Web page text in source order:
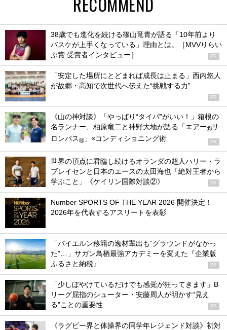
38歳でも進化を続ける篠山竜青が語る「10年前より
バスケが上手くなっている」理由とは。［MVVりらい
ぶ賞 受賞者インタビュー］
PR
「安定した場所にとどまれば成長は止まる」西内悠人
が故郷・高知で次世代へ伝えた“挑戦する力”
PR
《山の神対談》「やっぱり“タイパ”がいい！」箱根の
名ランナー、柏原竜二と神野大地が語る「エアー®サ
ロンパス® 」×コンディショニング術 PR
世界の頂点に君臨し続けるオランダの超人ハリー・ラ
ブレイセンと日本のエースの太田海也「絶対王者から
学ぶこと」《ケイリン国際対談②》
PR
Number SPORTS OF THE YEAR 2026 開催決定！
2026年を代表するアスリートを表彰
「バイエルン移籍の逸材輩出も“グラウンドがなかっ
た”…」サガン鳥栖最強アカデミーを変えた『企業版
ふるさと納税』
PR
「少しぼやけているだけでも感覚が狂ってきます」B
リーグ屈指のシューター・安藤周人が明かす“見え
る”ことの重要性
PR
《ラグビー界と体操界の同学年レジェンド対談》初対